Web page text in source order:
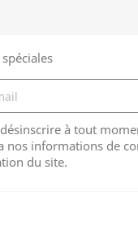
à tout
nos informations de
du site.